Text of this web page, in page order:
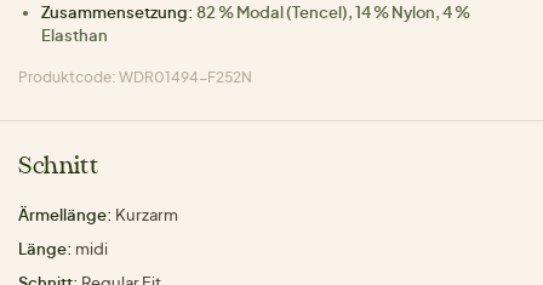
Zusammensetzung: 82 % Modal (Tencel), 14 % Nylon, 4 %
Elasthan
Produktcode: WDR01494-F252N
Schnitt
Ärmellänge: Kurzarm
Länge: midi